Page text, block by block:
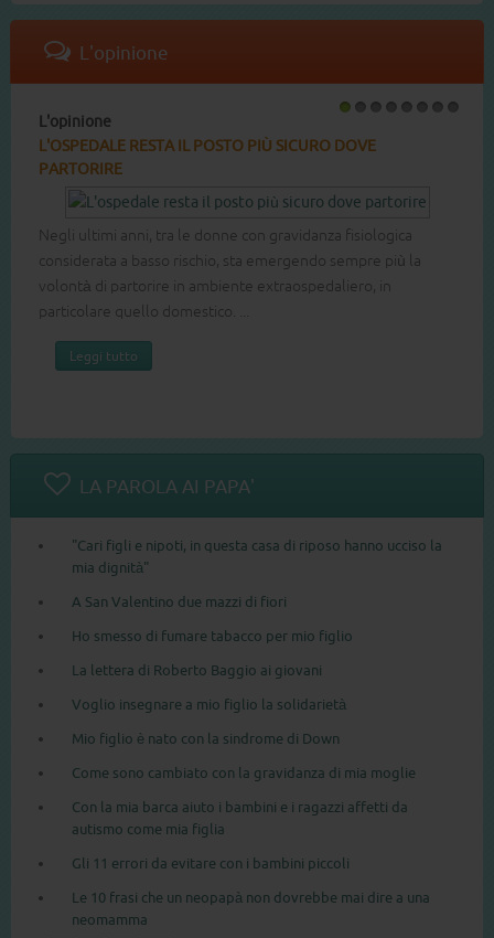
L'opinione
RESTA IL POSTO PIÙ SICURO DOVE
ultimi anni, tra le donne con gravidanza fisiologica
a basso rischio, sta emergendo sempre più la
di partorire in ambiente extraospedaliero, in
quello domestico. ...
Leggi tutto
LA PAROLA AI PAPA'
"Cari figli e nipoti, in questa casa di riposo hanno ucciso la
mia dignità"
A San Valentino due mazzi di fiori
Ho smesso di fumare tabacco per mio figlio
La lettera di Roberto Baggio ai giovani
Voglio insegnare a mio figlio la solidarietà
Mio figlio è nato con la sindrome di Down
Come sono cambiato con la gravidanza di mia moglie
Con la mia barca aiuto i bambini e i ragazzi affetti da
autismo come mia figlia
Gli 11 errori da evitare con i bambini piccoli
Le 10 frasi che un neopapà non dovrebbe mai dire a una
neomamma